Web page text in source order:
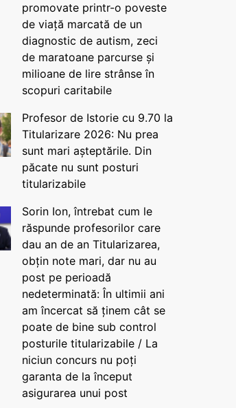
promovate printr-o poveste
de viață marcată de un
diagnostic de autism, zeci
de maratoane parcurse și
milioane de lire strânse în
scopuri caritabile
Profesor de Istorie cu 9.70 la
Titularizare 2026: Nu prea
sunt mari așteptările. Din
păcate nu sunt posturi
titularizabile
Sorin Ion, întrebat cum le
răspunde profesorilor care
dau an de an Titularizarea,
obțin note mari, dar nu au
post pe perioadă
nedeterminată: În ultimii ani
am încercat să ținem cât se
poate de bine sub control
posturile titularizabile / La
niciun concurs nu poți
garanta de la început
asigurarea unui post